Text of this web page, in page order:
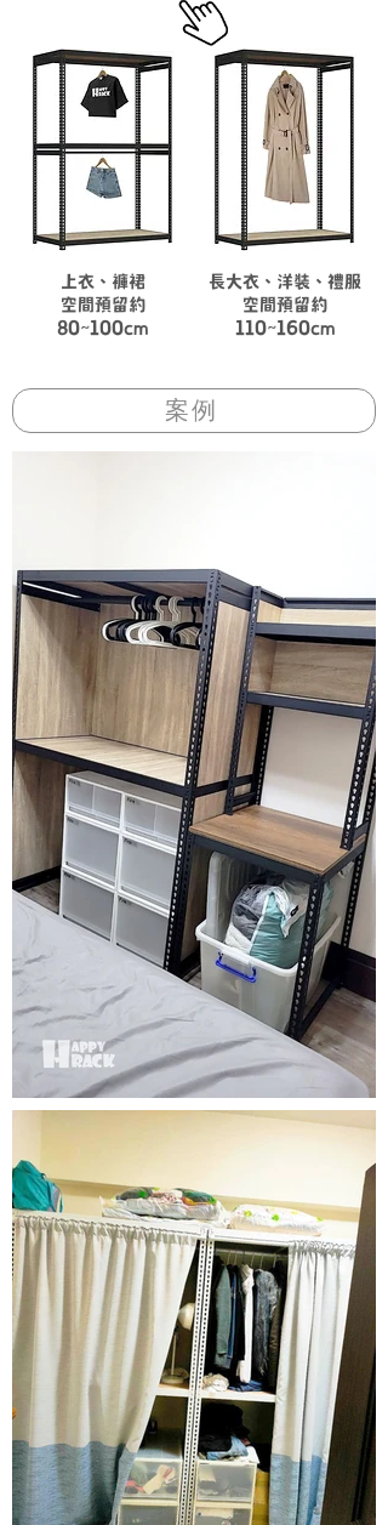
上衣、褲裙
空間預留約
80~100cm
長大衣、洋裝、禮服
空間預留約
110~160cm
案例